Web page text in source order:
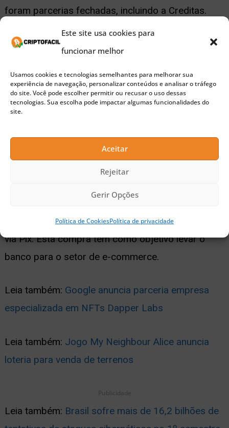
Este site usa cookies para
funcionar melhor
Usamos cookies e tecnologias semelhantes para melhorar sua
experiência de navegação, personalizar conteúdos e analisar o tráfego
do site. Você pode escolher permitir ou recusar o uso dessas
tecnologias. Sua escolha pode impactar algumas funcionalidades do
site.
Aceitar
Rejeitar
Gerir Opções
Política de CookiesPolítica de privacidade
foram parcerias fechadas, incluindo a Creditas.
A parceria anterior foi realizada com a
Remessa
transferir recursos para o exterior com taxas mais
baratas do que as de mercado.
No que se refere às aquisições, o Nubank
consolidou a compra da corretora
empresas. Por fim, a fintech também comprou a
, empresa especializada em pagamentos
via Pix. Esta compra tem como objetivo levar o
banco para o setor de e-commerce.
Leia também: Google anuncia parceria empresa
especializada em NFTs Dapper Labs
Leia também: Jogo My Neighbour Alice anuncia
loteria para venda de terrenos
Publicidade
Leia também: Brasil sofre mais de 16,2 bilhões de